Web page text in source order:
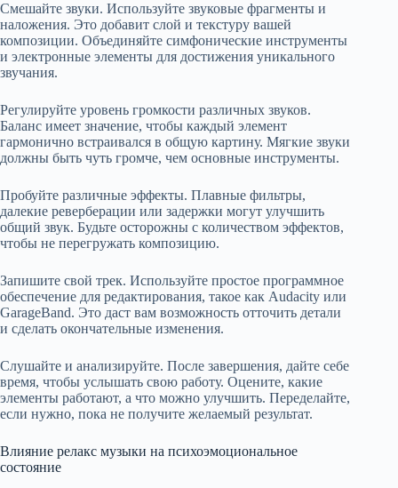
Смешайте звуки. Используйте звуковые фрагменты и
наложения. Это добавит слой и текстуру вашей
композиции. Объединяйте симфонические инструменты
и электронные элементы для достижения уникального
звучания.
Регулируйте уровень громкости различных звуков.
Баланс имеет значение, чтобы каждый элемент
гармонично встраивался в общую картину. Мягкие звуки
должны быть чуть громче, чем основные инструменты.
Пробуйте различные эффекты. Плавные фильтры,
далекие реверберации или задержки могут улучшить
общий звук. Будьте осторожны с количеством эффектов,
чтобы не перегружать композицию.
Запишите свой трек. Используйте простое программное
обеспечение для редактирования, такое как Audacity или
GarageBand. Это даст вам возможность отточить детали
и сделать окончательные изменения.
Слушайте и анализируйте. После завершения, дайте себе
время, чтобы услышать свою работу. Оцените, какие
элементы работают, а что можно улучшить. Переделайте,
если нужно, пока не получите желаемый результат.
Влияние релакс музыки на психоэмоциональное
состояние